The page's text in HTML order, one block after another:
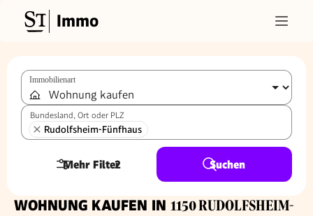
Immo
Immobilienart
Bundesland, Ort oder PLZ
Rudolfsheim-Fünfhaus
Mehr Filter
2 Suchen
WOHNUNG KAUFEN IN 1150 RUDOLFSHEIM-